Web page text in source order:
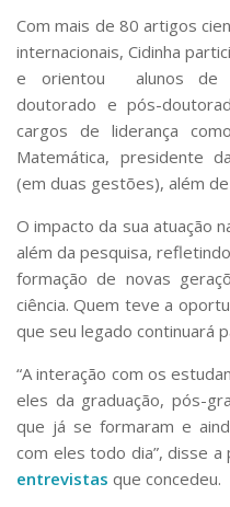
Com mais de 80 artigos
internacionais, Cidinha
e orientou alunos de
doutorado e pós-
cargos de liderança
Matemática, presidente
(em duas gestões), além
O impacto da sua atuação
além da pesquisa,
formação de novas
ciência. Quem teve a
que seu legado continuará
“A interação com os
eles da graduação, pós-
que já se formaram e
com eles todo dia”, disse
entrevistas que concedeu.